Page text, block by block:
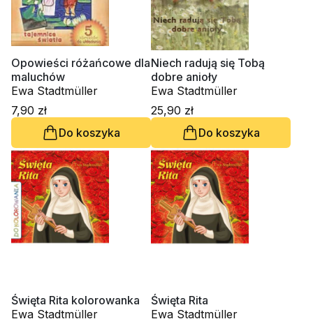
Opowieści różańcowe dla
maluchów
Ewa Stadtmüller
7,90 zł
Do koszyka
Niech radują się Tobą
dobre anioły
Ewa Stadtmüller
25,90 zł
Do koszyka
Święta Rita kolorowanka
Ewa Stadtmüller
Święta Rita
Ewa Stadtmüller